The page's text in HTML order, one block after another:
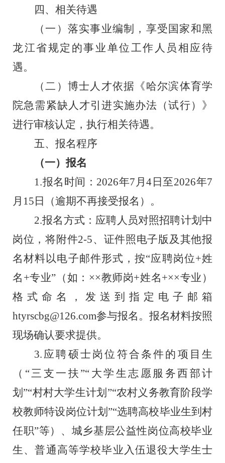
四、相关待遇
（一）落实事业编制，享受国家和黑
龙江省规定的事业单位工作人员相应待
遇。
（二） 博士人才依据《哈尔滨体育学
院急需紧缺人才引进实施办法（试行）》
进行审核认定，执行相关待遇。
五、报名程序
（一）报名
1.报名时间： 2026年7 月4 日至2026年7
月 15 日（逾期不再接受报名）。
2.报名方式：应聘人员对照招聘计划中
岗位，将附件2-5、证件照电子版及 其他报
名材料以电子邮件形式，按“应聘岗位+姓
名 +专业” （如： ××教师岗+姓名+××专业 ）
格式命名，发送到指定电子邮箱
htyrscbg@126.com参与报名。 报名材料按照
现场确认要求提供。
3. 应聘硕士岗位符合条件的项目生
（ “三支一扶 ”“ 大学生志愿服务西部计
划 ”“村村大学生计划 ”“农村义务教育阶段学
校教师特设岗位计划 ”“选聘高校毕业生到村
任职”等）、城乡基层公益性岗位高校毕业
生、普通高等学校毕业入伍退役大学生士